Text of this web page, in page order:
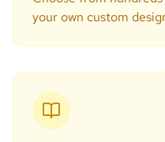
your own custom